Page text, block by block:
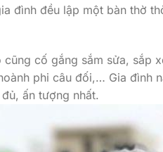
đình đều lập một bàn thờ
cố gắng sắm sửa, sắp
phi câu đối,… Gia đình
ấn tượng nhất.